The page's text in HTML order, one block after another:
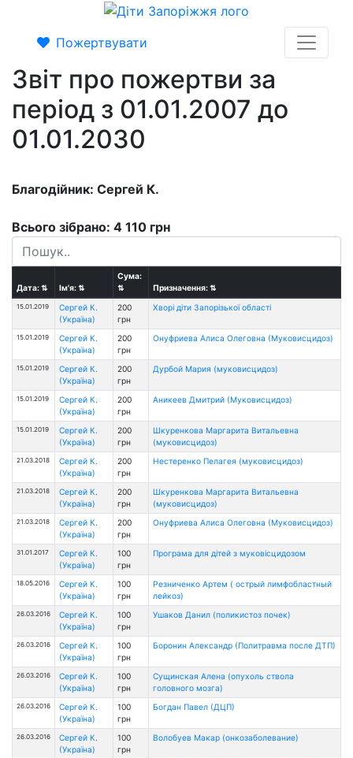
Пожертвувати
Звіт про пожертви за
період з 01.01.2007 до
01.01.2030
Благодійник: Сергей К.
Всього зібрано: 4 110 грн
Дата:⇅ Ім'я:⇅
Сума:
⇅
Призначення:⇅
15.01.2019
Сергей К.
(Україна)
200
грн
Хворі діти Запорізької області
15.01.2019
Сергей К.
(Україна)
200
грн
Онуфриева Алиса Олеговна (Муковисцидоз)
15.01.2019
Сергей К.
(Україна)
200
грн
Дурбой Мария (муковисцидоз)
15.01.2019
Сергей К.
(Україна)
200
грн
Аникеев Дмитрий (Муковисцидоз)
15.01.2019
Сергей К.
(Україна)
200
грн
Шкуренкова Маргарита Витальевна
(муковисцидоз)
21.03.2018
Сергей К.
(Україна)
200
грн
Нестеренко Пелагея (муковисцидоз)
21.03.2018
Сергей К.
(Україна)
200
грн
Шкуренкова Маргарита Витальевна
(муковисцидоз)
21.03.2018
Сергей К.
(Україна)
200
грн
Онуфриева Алиса Олеговна (Муковисцидоз)
31.01.2017
Сергей К.
(Україна)
100
грн
Програма для дітей з муковісцидозом
18.05.2016
Сергей К.
(Україна)
100
грн
Резниченко Артем ( острый лимфобластный
лейкоз)
26.03.2016
Сергей К.
(Україна)
100
грн
Ушаков Данил (поликистоз почек)
26.03.2016
Сергей К.
(Україна)
100
грн
Боронин Александр (Политравма после ДТП)
26.03.2016
Сергей К.
(Україна)
100
грн
Сущинская Алена (опухоль ствола
головного мозга)
26.03.2016
Сергей К.
(Україна)
100
грн
Богдан Павел (ДЦП)
26.03.2016
Сергей К.
(Україна)
100
грн
Волобуев Макар (онкозаболевание)